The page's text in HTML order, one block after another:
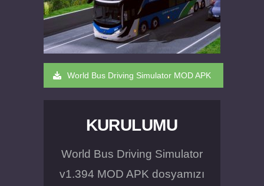
World Bus Driving Simulator MOD APK
KURULUMU
World Bus Driving Simulator
v1.394 MOD APK dosyamızı